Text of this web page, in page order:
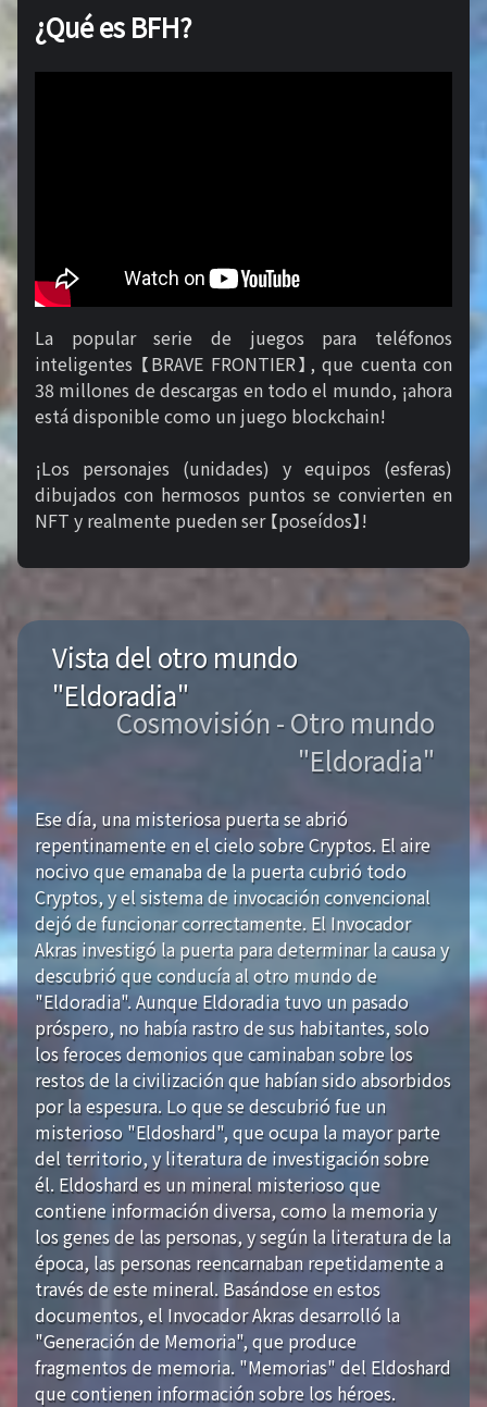
¿Qué es BFH?
La popular serie de juegos para teléfonos
inteligentes 【BRAVE FRONTIER】, que cuenta con
38 millones de descargas en todo el mundo, ¡ahora
está disponible como un juego blockchain!
¡Los personajes (unidades) y equipos (esferas)
dibujados con hermosos puntos se convierten en
NFT y realmente pueden ser 【poseídos】!
Vista del otro mundo
"Eldoradia"
Cosmovisión - Otro mundo
"Eldoradia"
Ese día, una misteriosa puerta se abrió
repentinamente en el cielo sobre Cryptos. El aire
nocivo que emanaba de la puerta cubrió todo
Cryptos, y el sistema de invocación convencional
dejó de funcionar correctamente. El Invocador
Akras investigó la puerta para determinar la causa y
descubrió que conducía al otro mundo de
"Eldoradia". Aunque Eldoradia tuvo un pasado
próspero, no había rastro de sus habitantes, solo
los feroces demonios que caminaban sobre los
restos de la civilización que habían sido absorbidos
por la espesura. Lo que se descubrió fue un
misterioso "Eldoshard", que ocupa la mayor parte
del territorio, y literatura de investigación sobre
él. Eldoshard es un mineral misterioso que
contiene información diversa, como la memoria y
los genes de las personas, y según la literatura de la
época, las personas reencarnaban repetidamente a
través de este mineral. Basándose en estos
documentos, el Invocador Akras desarrolló la
"Generación de Memoria", que produce
fragmentos de memoria. "Memorias" del Eldoshard
que contienen información sobre los héroes.